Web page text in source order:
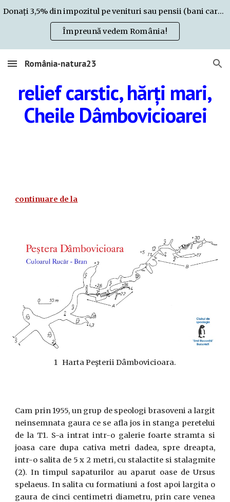
Skip to main content
Donați 3,5% din impozitul pe venituri sau pensii (bani care altfel nu rămân la Dvs.) pentru România natura. Uite cum:
Împreună vedem România!
România-natura23
relief carstic, hărți mari,
Cheile Dâmbovicioarei
continuare de la
1 Harta Peşterii Dâmbovicioara.
Cam prin 1955, un grup de speologi brasoveni a largit
neinsemnata gaura ce se afla jos in stanga peretelui
de la T1. S-a intrat intr-o galerie foarte stramta si
joasa care dupa cativa metri dadea, spre dreapta,
intr-o salita de 5 x 2 metri, cu stalactite si stalagmite
(2). In timpul sapaturilor au aparut oase de Ursus
spelaeus. In salita cu formatiuni a fost apoi largita o
gaura de cinci centimetri diametru, prin care venea